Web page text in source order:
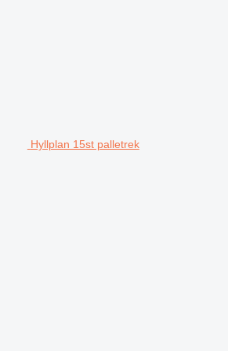
Hyllplan 15st palletrek